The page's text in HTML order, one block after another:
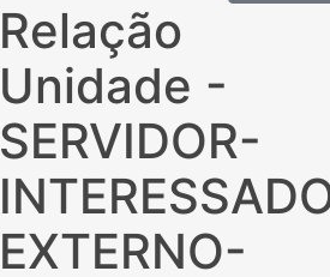
Relação
Unidade -
SERVIDOR-
EXTERNO-